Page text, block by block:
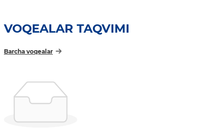
VOQEALAR TAQVIMI
Barcha voqealar